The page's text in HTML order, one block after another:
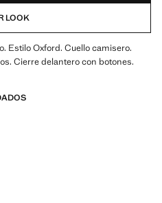
LOOK
Estilo Oxford. Cuello camisero.
Cierre delantero con botones.